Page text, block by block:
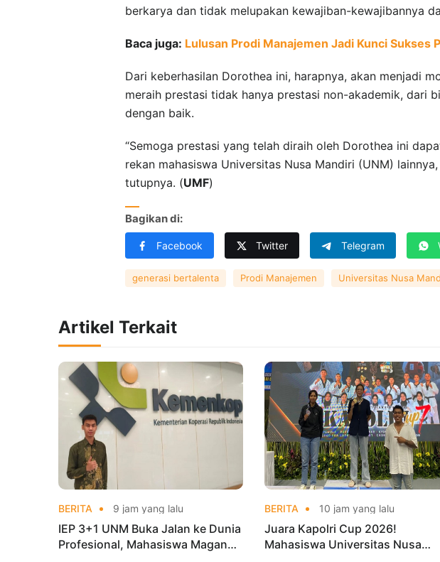
berkarya dan tidak melupakan kewajiban-kewajibannya
Baca juga: Lulusan Prodi Manajemen Jadi Kunci Sukses
Dari keberhasilan Dorothea ini, harapnya, akan menjadi
meraih prestasi tidak hanya prestasi non-akademik, dari
dengan baik.
“Semoga prestasi yang telah diraih oleh Dorothea ini
rekan mahasiswa Universitas Nusa Mandiri (UNM)
tutupnya. (UMF)
Bagikan di:
Facebook Twitter Telegram
generasi bertalenta Prodi Manajemen Universitas Nusa
Artikel Terkait
BERITA 9 jam yang lalu
IEP 3+1 UNM Buka Jalan ke Dunia
Profesional, Mahasiswa Magang
BERITA 10 jam yang lalu
Juara Kapolri Cup 2026!
Mahasiswa Universitas Nusa